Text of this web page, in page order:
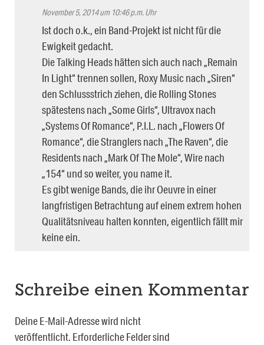
November 5, 2014 um 10:46 p.m. Uhr
Ist doch o.k., ein Band-Projekt ist nicht für die
Ewigkeit gedacht.
Die Talking Heads hätten sich auch nach „Remain
In Light“ trennen sollen, Roxy Music nach „Siren“
den Schlussstrich ziehen, die Rolling Stones
spätestens nach „Some Girls“, Ultravox nach
„Systems Of Romance“, P.I.L. nach „Flowers Of
Romance“, die Stranglers nach „The Raven“, die
Residents nach „Mark Of The Mole“, Wire nach
„154“ und so weiter, you name it.
Es gibt wenige Bands, die ihr Oeuvre in einer
langfristigen Betrachtung auf einem extrem hohen
Qualitätsniveau halten konnten, eigentlich fällt mir
keine ein.
Schreibe einen Kommentar
Deine E-Mail-Adresse wird nicht
veröffentlicht. Erforderliche Felder sind